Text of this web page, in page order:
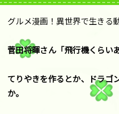
グルメ漫画！異世界で生きる
菅田将暉さん「飛行機くらい
てりやきを作るとか、ドラゴ
か。